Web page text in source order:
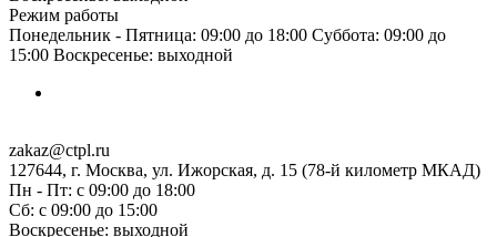
Режим работы
Понедельник - Пятница: 09:00 до 18:00 Суббота: 09:00 до
15:00 Воскресенье: выходной
zakaz@ctpl.ru
127644, г. Москва, ул. Ижорская, д. 15 (78-й километр МКАД)
Пн - Пт: с 09:00 до 18:00
Сб: с 09:00 до 15:00
Воскресенье: выходной